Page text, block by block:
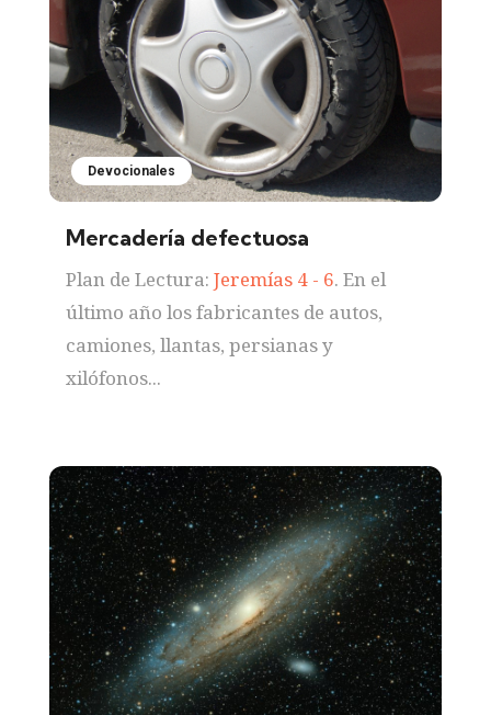
Devocionales
Mercadería defectuosa
Plan de Lectura: Jeremías 4 - 6. En el
último año los fabricantes de autos,
camiones, llantas, persianas y
xilófonos...